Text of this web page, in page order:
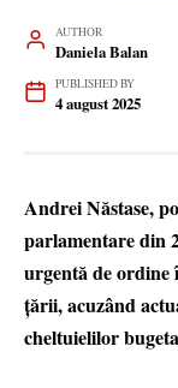
AUTHOR
Daniela Balan
PUBLISHED BY
4 august 2025
Andrei Năstase,
parlamentare din
urgentă de
țării, acuzând
cheltuielilor